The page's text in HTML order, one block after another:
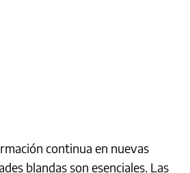
continua en nuevas
blandas son esenciales. Las